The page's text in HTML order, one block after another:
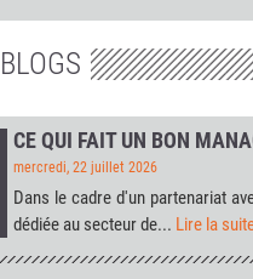
BLOGS
CE QUI FAIT UN BON
mercredi, 22 juillet 2026
Dans le cadre d'un partenariat
dédiée au secteur de... Lire la